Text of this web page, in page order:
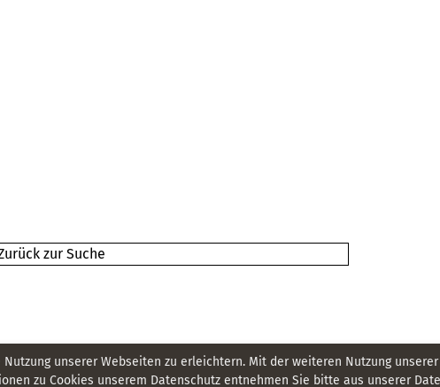
zur Suche
unserer Webseiten zu erleichtern. Mit der weiteren Nutzung
zu Cookies unserem Datenschutz entnehmen Sie bitte aus unserer